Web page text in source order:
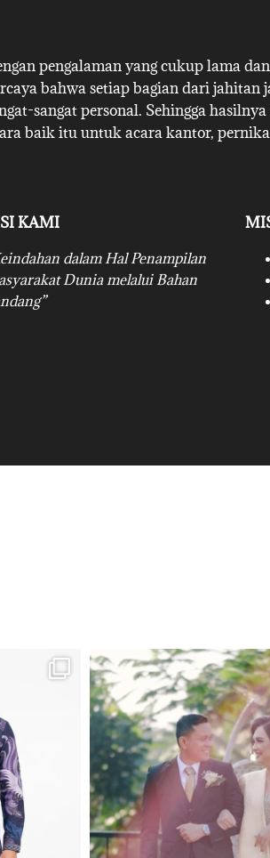
pengalaman yang cukup lama
bahwa setiap bagian dari jahitan
sangat personal. Sehingga
baik itu untuk acara kantor,
KAMI
dalam Hal Penampilan
Dunia melalui Bahan